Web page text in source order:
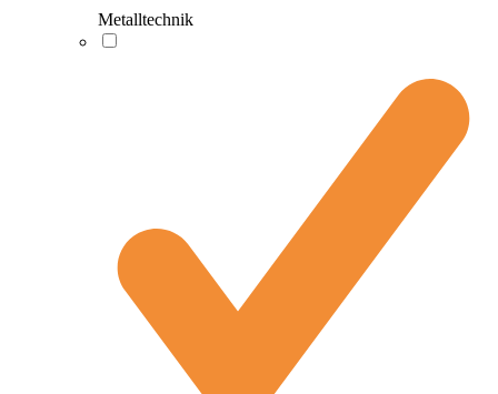
Metalltechnik